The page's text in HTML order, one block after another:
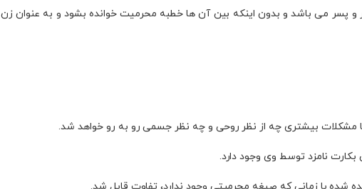
و پسر می‌ باشد و بدون اینکه بین آن ها خطبه محرمیت خوانده بشود و به عنوان زن
با مشکلات بیشتری چه از نظر روحی و چه نظر جسمی رو به رو خواهد شد.
نامزد توسط وی وجود دارد.